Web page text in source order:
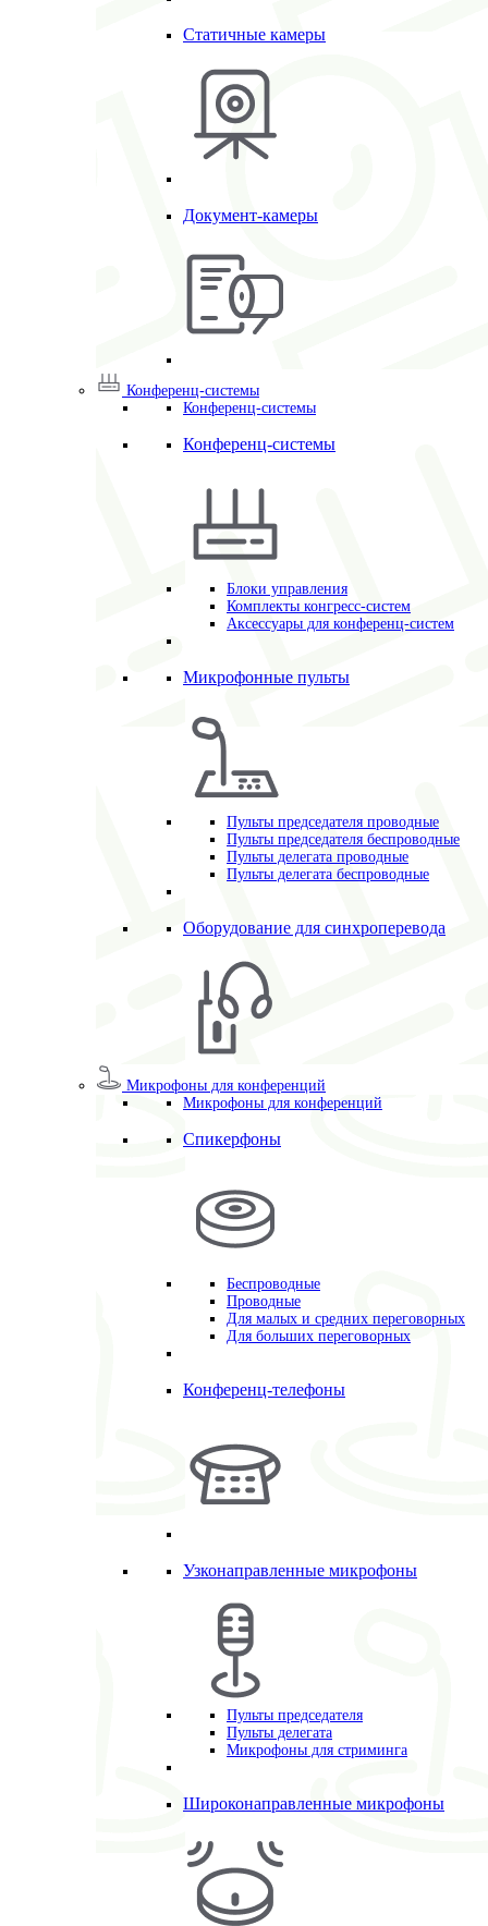
Статичные камеры
Документ-камеры
Конференц-системы
Конференц-системы
Конференц-системы
Блоки управления
Комплекты конгресс-систем
Аксессуары для конференц-систем
Микрофонные пульты
Пульты председателя проводные
Пульты председателя беспроводные
Пульты делегата проводные
Пульты делегата беспроводные
Оборудование для синхроперевода
Микрофоны для конференций
Микрофоны для конференций
Спикерфоны
Беспроводные
Проводные
Для малых и средних переговорных
Для больших переговорных
Конференц-телефоны
Узконаправленные микрофоны
Пульты председателя
Пульты делегата
Микрофоны для стриминга
Широконаправленные микрофоны